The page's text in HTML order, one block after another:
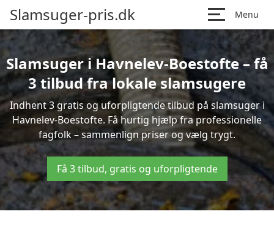
Slamsuger-pris.dk Menu
Slamsuger i Havnelev-Boestofte – få
3 tilbud fra lokale slamsugere
Indhent 3 gratis og uforpligtende tilbud på slamsuger i
Havnelev-Boestofte. Få hurtig hjælp fra professionelle
fagfolk – sammenlign priser og vælg trygt.
Få 3 tilbud, gratis og uforpligtende